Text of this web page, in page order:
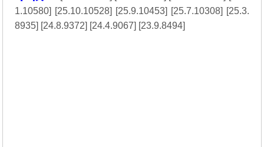
1.10580] [25.10.10528] [25.9.10453] [25.7.10308] [25.3.
8935] [24.8.9372] [24.4.9067] [23.9.8494]